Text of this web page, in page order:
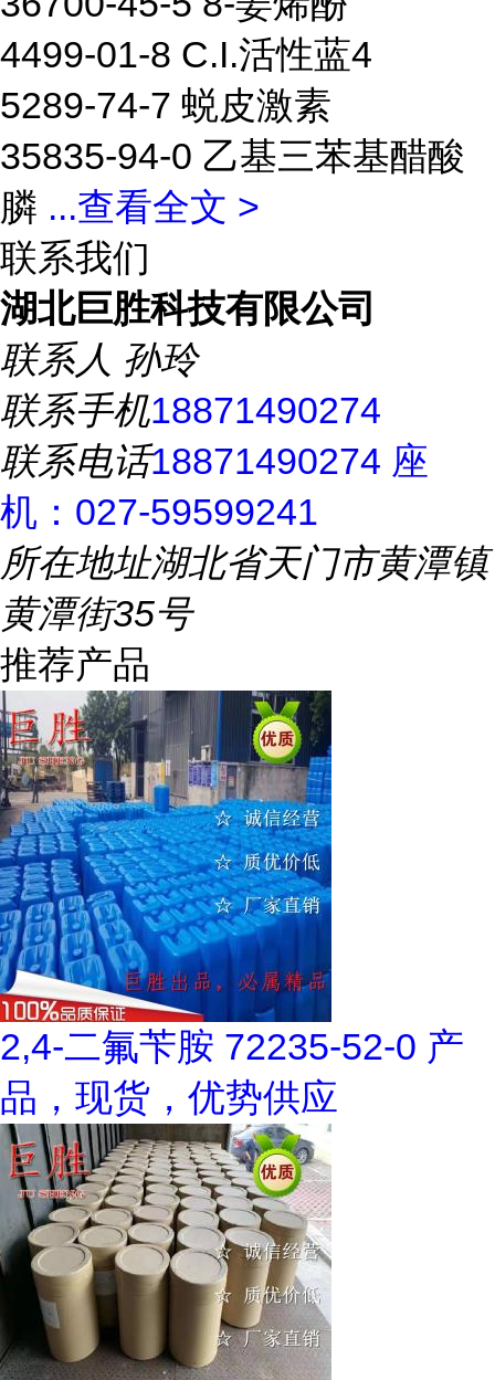
4499-01-8 C.I.活性蓝4
5289-74-7 蜕皮激素
35835-94-0 乙基三苯基醋酸
膦 ...查看全文 >
联系我们
湖北巨胜科技有限公司
联系人 孙玲
联系手机18871490274
联系电话18871490274 座
机：027-59599241
所在地址湖北省天门市黄潭镇
黄潭街35号
推荐产品
2,4-二氟苄胺 72235-52-0 产
品，现货，优势供应